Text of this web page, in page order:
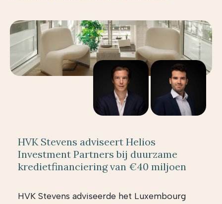
HVK Stevens adviseert Helios
Investment Partners bij duurzame
kredietfinanciering van €40 miljoen
HVK Stevens adviseerde het Luxembourg